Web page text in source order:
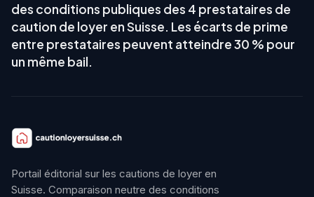
des conditions publiques des 4 prestataires de
caution de loyer en Suisse. Les écarts de prime
entre prestataires peuvent atteindre 30 % pour
un même bail.
Portail éditorial sur les cautions de loyer en
Suisse. Comparaison neutre des conditions